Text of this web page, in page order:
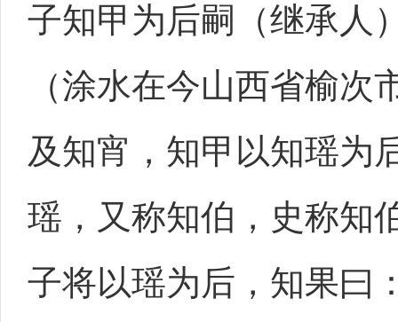
子知甲为后嗣（继承人
（涂水在今山西省榆
及知宵，知甲以知瑶为
瑶，又称知伯，史称知
子将以瑶为后，知果曰